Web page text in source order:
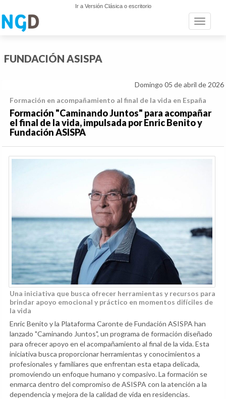
Ir a Versión Clásica o escritorio
Toggle
FUNDACIÓN ASISPA
Domingo 05 de abril de 2026
Formación en acompañamiento al final de la vida en España
Formación "Caminando Juntos" para acompañar
el final de la vida, impulsada por Enric Benito y
Fundación ASISPA
Una iniciativa que busca ofrecer herramientas y recursos para
brindar apoyo emocional y práctico en momentos difíciles de
la vida
Enric Benito y la Plataforma Caronte de Fundación ASISPA han
lanzado "Caminando Juntos", un programa de formación diseñado
para ofrecer apoyo en el acompañamiento al final de la vida. Esta
iniciativa busca proporcionar herramientas y conocimientos a
profesionales y familiares que enfrentan esta etapa delicada,
promoviendo un enfoque humano y compasivo. La formación se
enmarca dentro del compromiso de ASISPA con la atención a la
dependencia y mejora de la calidad de vida en residencias.